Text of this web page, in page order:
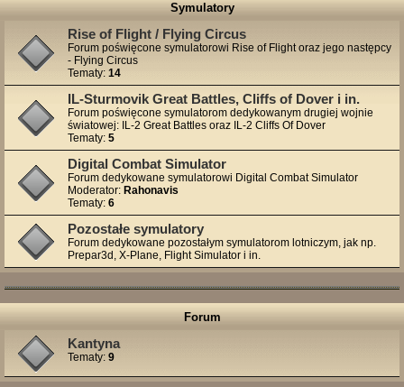
Symulatory
Rise of Flight / Flying Circus
Forum poświęcone symulatorowi Rise of Flight oraz jego następcy
- Flying Circus
Tematy: 14
IL-Sturmovik Great Battles, Cliffs of Dover i in.
Forum poświęcone symulatorom dedykowanym drugiej wojnie
światowej: IL-2 Great Battles oraz IL-2 Cliffs Of Dover
Tematy: 5
Digital Combat Simulator
Forum dedykowane symulatorowi Digital Combat Simulator
Moderator: Rahonavis
Tematy: 6
Pozostałe symulatory
Forum dedykowane pozostałym symulatorom lotniczym, jak np.
Prepar3d, X-Plane, Flight Simulator i in.
Forum
Kantyna
Tematy: 9